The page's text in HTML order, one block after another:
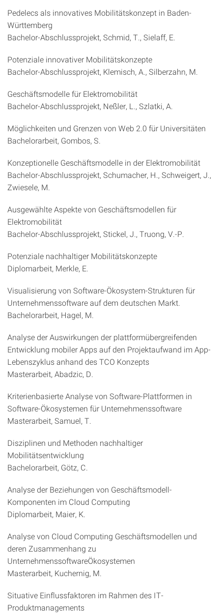
Pedelecs als innovatives Mobilitätskonzept in Baden-
Württemberg
Bachelor-Abschlussprojekt, Schmid, T., Sielaff, E.
Potenziale innovativer Mobilitätskonzepte
Bachelor-Abschlussprojekt, Klemisch, A., Silberzahn, M.
Geschäftsmodelle für Elektromobilität
Bachelor-Abschlussprojekt, Neßler, L., Szlatki, A.
Möglichkeiten und Grenzen von Web 2.0 für Universitäten
Bachelorarbeit, Gombos, S.
Konzeptionelle Geschäftsmodelle in der Elektromobilität
Bachelor-Abschlussprojekt, Schumacher, H., Schweigert, J.,
Zwiesele, M.
Ausgewählte Aspekte von Geschäftsmodellen für
Elektromobilität
Bachelor-Abschlussprojekt, Stickel, J., Truong, V.-P.
Potenziale nachhaltiger Mobilitätskonzepte
Diplomarbeit, Merkle, E.
Visualisierung von Software-Ökosystem-Strukturen für
Unternehmenssoftware auf dem deutschen Markt.
Bachelorarbeit, Hagel, M.
Analyse der Auswirkungen der plattformübergreifenden
Entwicklung mobiler Apps auf den Projektaufwand im App-
Lebenszyklus anhand des TCO Konzepts
Masterarbeit, Abadzic, D.
Kriterienbasierte Analyse von Software-Plattformen in
Software-Ökosystemen für Unternehmenssoftware
Masterarbeit, Samuel, T.
Disziplinen und Methoden nachhaltiger
Mobilitätsentwicklung
Bachelorarbeit, Götz, C.
Analyse der Beziehungen von Geschäftsmodell-
Komponenten im Cloud Computing
Diplomarbeit, Maier, K.
Analyse von Cloud Computing Geschäftsmodellen und
deren Zusammenhang zu
UnternehmenssoftwareÖkosystemen
Masterarbeit, Kuchernig, M.
Situative Einflussfaktoren im Rahmen des IT-
Produktmanagements